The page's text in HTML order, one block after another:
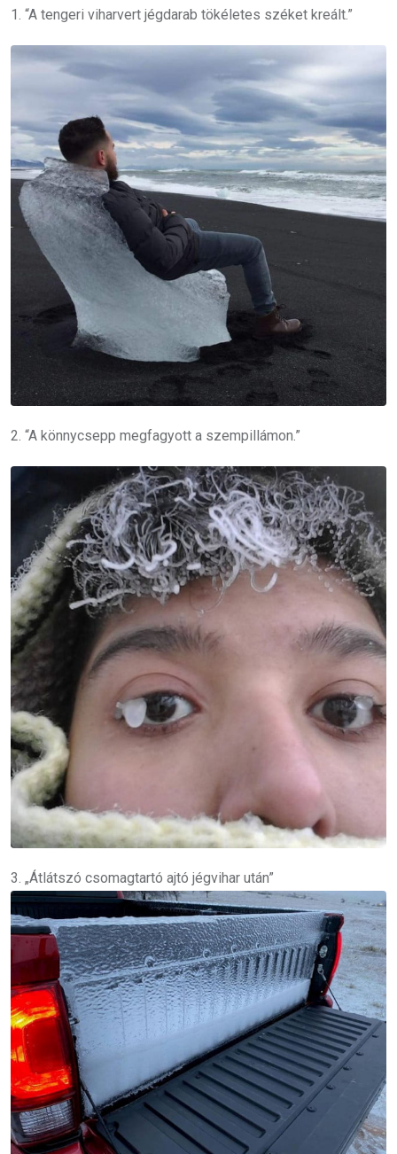
1. “A tengeri viharvert jégdarab tökéletes széket kreált.”
2. “A könnycsepp megfagyott a szempillámon.”
3. „Átlátszó csomagtartó ajtó jégvihar után”